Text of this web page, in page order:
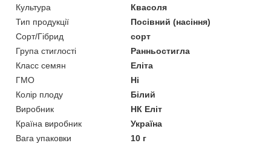
Культура
Квасоля
Тип продукції
Посівний (насіння)
Сорт/Гібрид
сорт
Група стиглості
Ранньостигла
Класс семян
Еліта
ГМО
Ні
Колір плоду
Білий
Виробник
НК Еліт
Країна виробник
Україна
Вага упаковки
10 г